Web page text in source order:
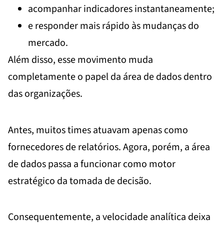
acompanhar indicadores instantaneamente;
e responder mais rápido às mudanças do
mercado.
Além disso, esse movimento muda
completamente o papel da área de dados dentro
das organizações.
Antes, muitos times atuavam apenas como
fornecedores de relatórios. Agora, porém, a área
de dados passa a funcionar como motor
estratégico da tomada de decisão.
Consequentemente, a velocidade analítica deixa